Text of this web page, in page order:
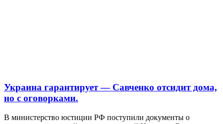
Украина гарантирует — Савченко отсидит дома,
но с оговорками.
В министерство юстиции РФ поступили документы о